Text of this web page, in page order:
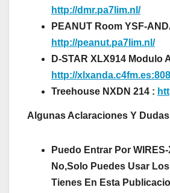
http://dmr.pa7lim.nl/
PEANUT Room YSF-
http://peanut.pa7lim.nl/
D-STAR XLX914 Modulo
http://
Treehouse NXDN 214 :
Algunas Aclaraciones Y
Puedo Entrar Por
No,Solo Puedes Usar
Tienes En Esta